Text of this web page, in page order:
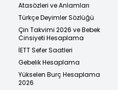
Atasözleri ve Anlamları
Türkçe Deyimler Sözlüğü
Çin Takvimi 2026 ve Bebek
Cinsiyeti Hesaplama
İETT Sefer Saatleri
Gebelik Hesaplama
Yükselen Burç Hesaplama
2026